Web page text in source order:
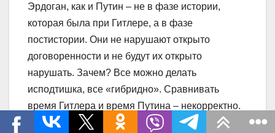
Эрдоган, как и Путин – не в фазе истории,
которая была при Гитлере, а в фазе
постистории. Они не нарушают открыто
договоренности и не будут их открыто
нарушать. Зачем? Все можно делать
исподтишка, все «гибридно». Сравнивать
время Гитлера и время Путина – некорректно.
Сегодня миром правят не идеи, а «территории